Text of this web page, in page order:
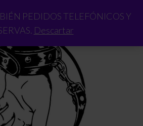
PEDIDOS TELEFÓNICOS Y
Descartar